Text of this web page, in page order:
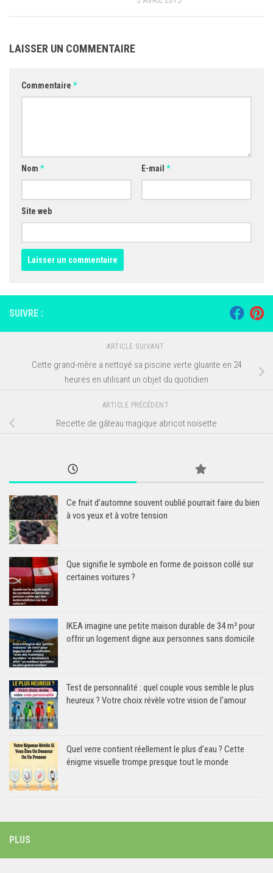
LAISSER UN COMMENTAIRE
Commentaire *
Nom * E-mail *
Site web
SUIVRE :
ARTICLE SUIVANT
Cette grand-mère a nettoyé sa piscine verte gluante en 24
heures en utilisant un objet du quotidien
ARTICLE PRÉCÉDENT
Recette de gâteau magique abricot noisette
Ce fruit d’automne souvent oublié pourrait faire du bien
à vos yeux et à votre tension
Que signifie le symbole en forme de poisson collé sur
certaines voitures ?
IKEA imagine une petite maison durable de 34 m² pour
offrir un logement digne aux personnes sans domicile
Test de personnalité : quel couple vous semble le plus
heureux ? Votre choix révèle votre vision de l’amour
Quel verre contient réellement le plus d’eau ? Cette
énigme visuelle trompe presque tout le monde
PLUS